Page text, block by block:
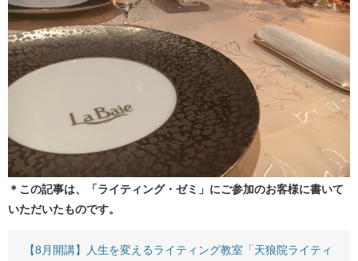
＊この記事は、「ライティング・ゼミ」にご参加のお客様に書いて
いただいたものです。
【8月開講】人生を変えるライティング教室「天狼院ライティ